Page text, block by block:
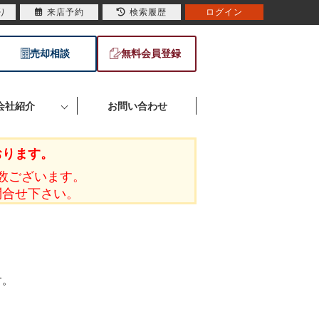
売却相談 無料会員登録
社紹介 お問い合わせ
ます。
ざいます。
せ下さい。
来店予約 検索履歴 ログイン